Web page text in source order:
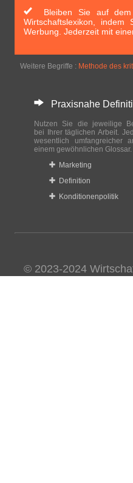
Bleiben Sie auf dem
Wirtschaftslexikon, indem
Werbung. Jederzeit mit
Weitere Begriffe : Methode des
Praxisnahe
Nutzen Sie die jeweilige
bei Ihrer täglichen Arbeit.
wesentlich umfangreicher
einem gewöhnlichen Glossar.
Marketing
Definition
Konditionenpolitik
© 2023-2024